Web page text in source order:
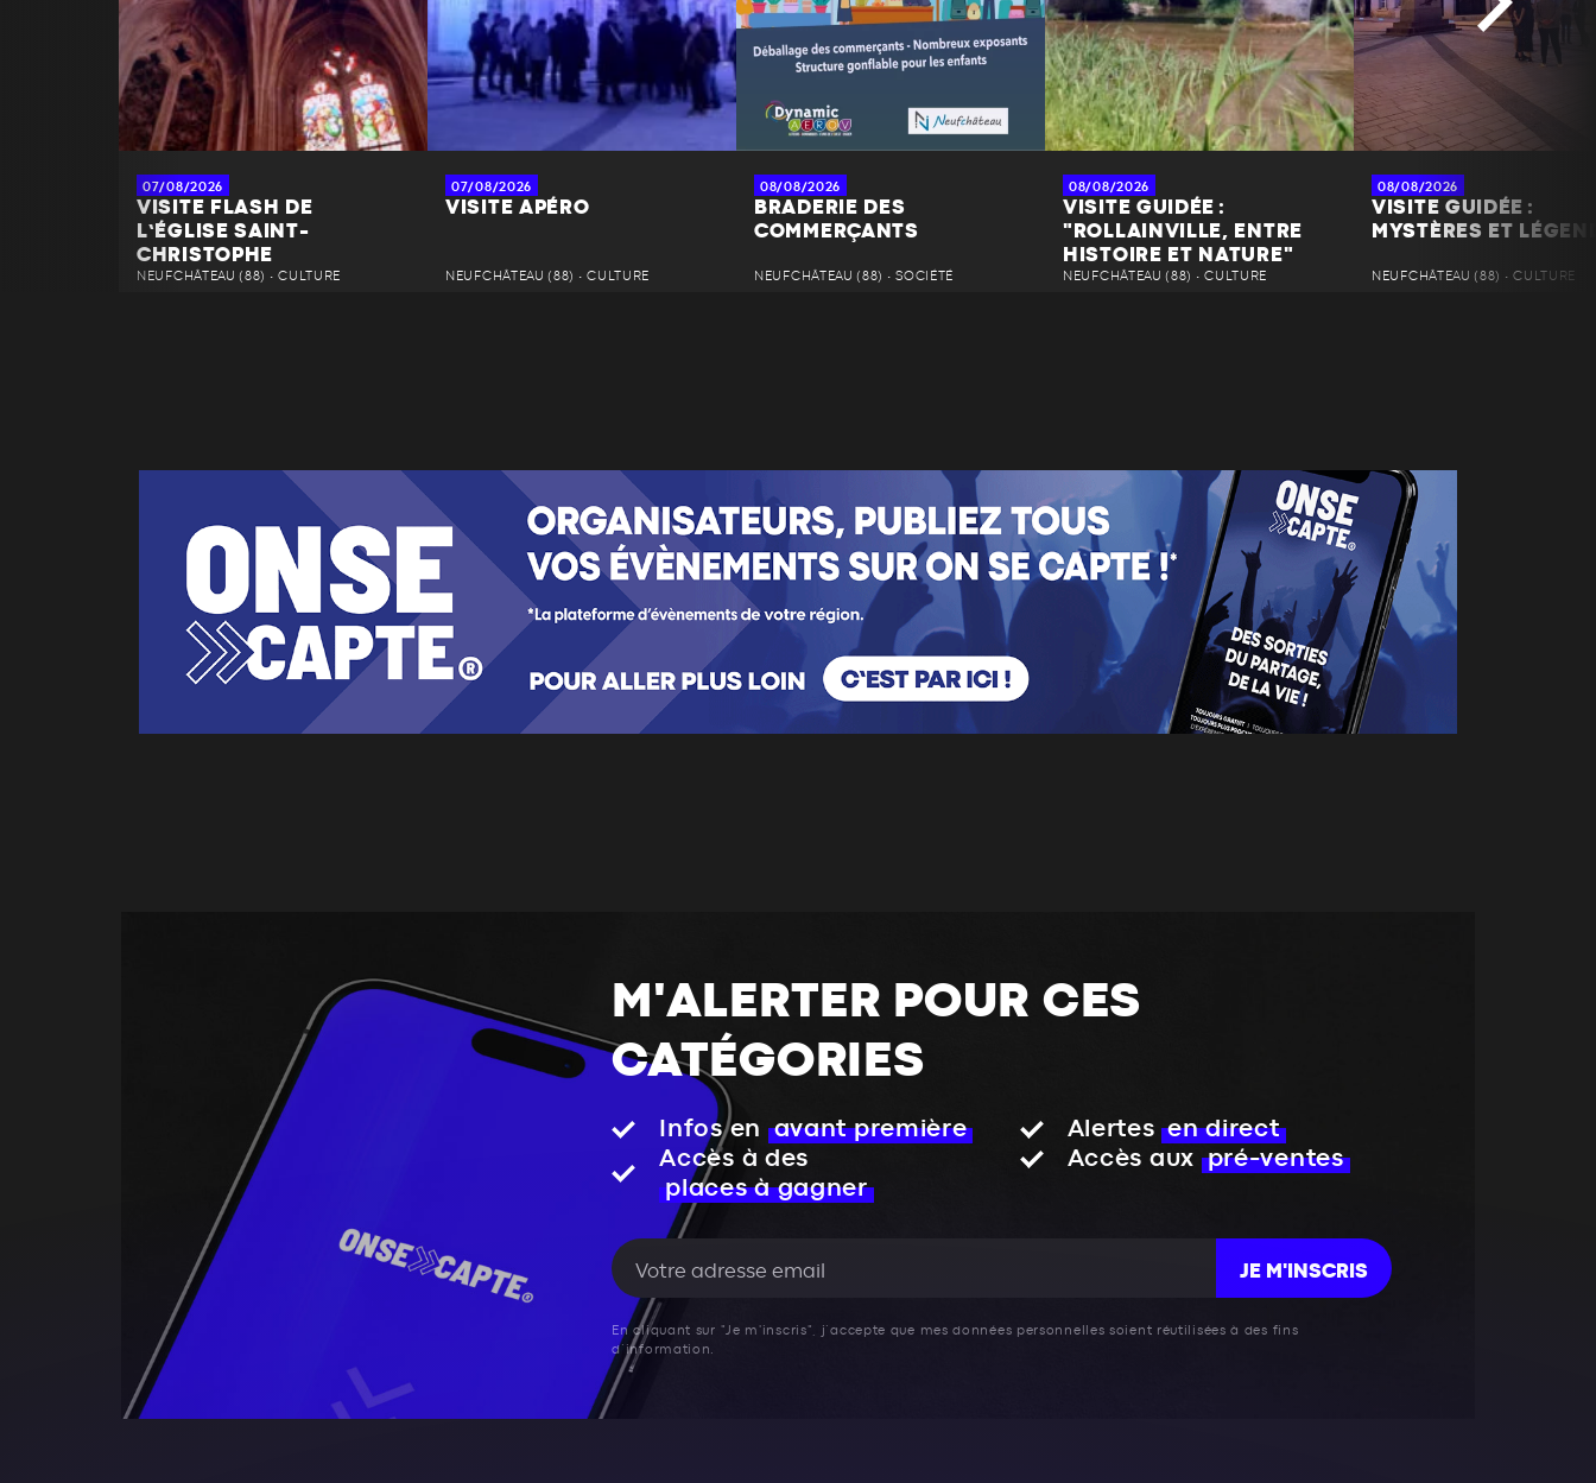
07/08/2026
VISITE FLASH DE
L’ÉGLISE SAINT-
CHRISTOPHE
NEUFCHÂTEAU (88) • CULTURE
07/08/2026
VISITE APÉRO
NEUFCHÂTEAU (88) • CULTURE
08/08/2026
BRADERIE DES
COMMERÇANTS
NEUFCHÂTEAU (88) • SOCIÉTÉ
08/08/2026
VISITE GUIDÉE :
"ROLLAINVILLE, ENTRE
HISTOIRE ET NATURE"
NEUFCHÂTEAU (88) • CULTURE
08/08/2026
VISITE GUIDÉE :
MYSTÈRES ET
NEUFCHÂTEAU (88) • CULTURE
M'ALERTER POUR CES
CATÉGORIES
Infos en avant première Alertes en direct
Accès à des
places à gagner
Accès aux pré-ventes
JE M'INSCRIS
En cliquant sur "Je m'inscris", j’accepte que mes données personnelles soient réutilisées à des fins
d’information.